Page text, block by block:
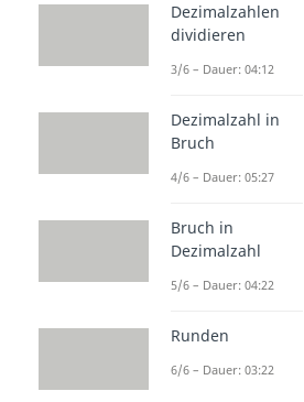
Dezimalzahlen
dividieren
3/6 – Dauer: 04:12
Dezimalzahl in
Bruch
4/6 – Dauer: 05:27
Bruch in
Dezimalzahl
5/6 – Dauer: 04:22
Runden
6/6 – Dauer: 03:22